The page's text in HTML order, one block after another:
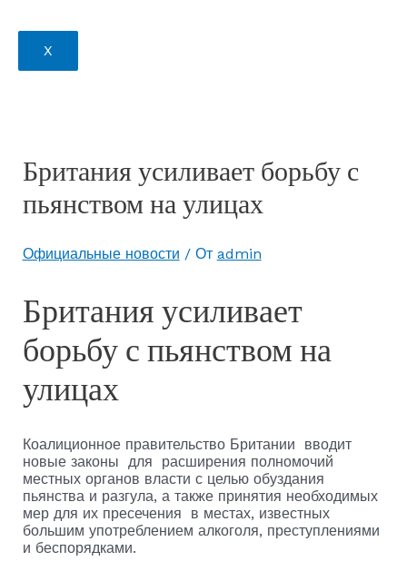
X
Британия усиливает борьбу с
пьянством на улицах
Официальные новости / От admin
Британия усиливает
борьбу с пьянством на
улицах
Коалиционное правительство Британии вводит
новые законы для расширения полномочий
местных органов власти с целью обуздания
пьянства и разгула, а также принятия необходимых
мер для их пресечения в местах, известных
большим употреблением алкоголя, преступлениями
и беспорядками.